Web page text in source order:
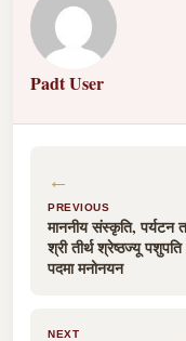
Padt User
←
PREVIOUS
माननीय संस्कृति, पर्यटन
श्री तीर्थ श्रेष्ठज्यू
पदमा मनोनयन
NEXT